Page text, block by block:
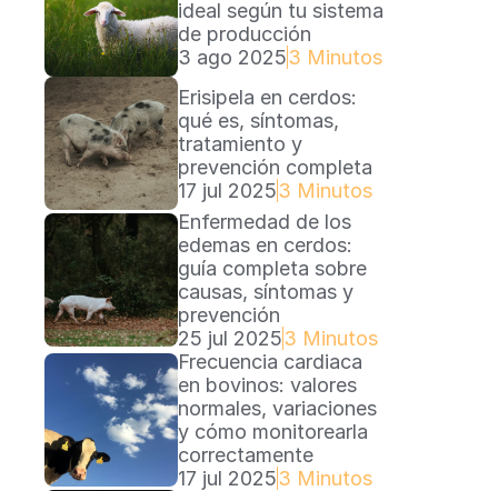
ideal según tu sistema
de producción
3 ago 20253 Minutos Lectura
Erisipela en cerdos:
qué es, síntomas,
tratamiento y
prevención completa
17 jul 20253 Minutos
Enfermedad de los
edemas en cerdos:
guía completa sobre
causas, síntomas y
prevención
25 jul 20253 Minutos
Frecuencia cardiaca
en bovinos: valores
normales, variaciones
y cómo monitorearla
correctamente
17 jul 20253 Minutos